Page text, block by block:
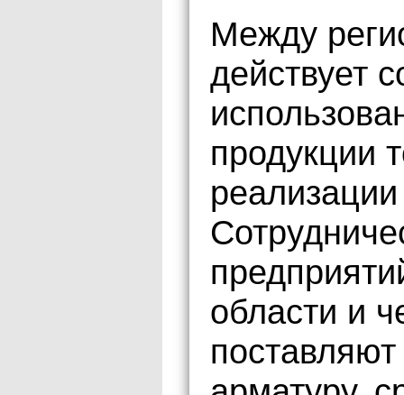
Между
действует
продукции
реализации
области и